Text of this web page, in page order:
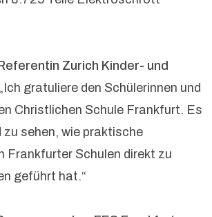
Zurich Kinder- und
„Ich gratuliere den Schülerinnen und
Christlichen Schule Frankfurt. Es
zu sehen, wie praktische
Frankfurter Schulen direkt zu
geführt hat.“